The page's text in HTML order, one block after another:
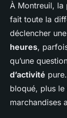
À Montreuil, la
fait toute la
déclencher
heures,
qu’une
d’activité
bloqué, plus le
marchandises